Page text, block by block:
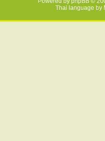
Thai language by